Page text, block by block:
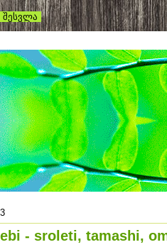
შესვლა
- sroleti, tamashi,